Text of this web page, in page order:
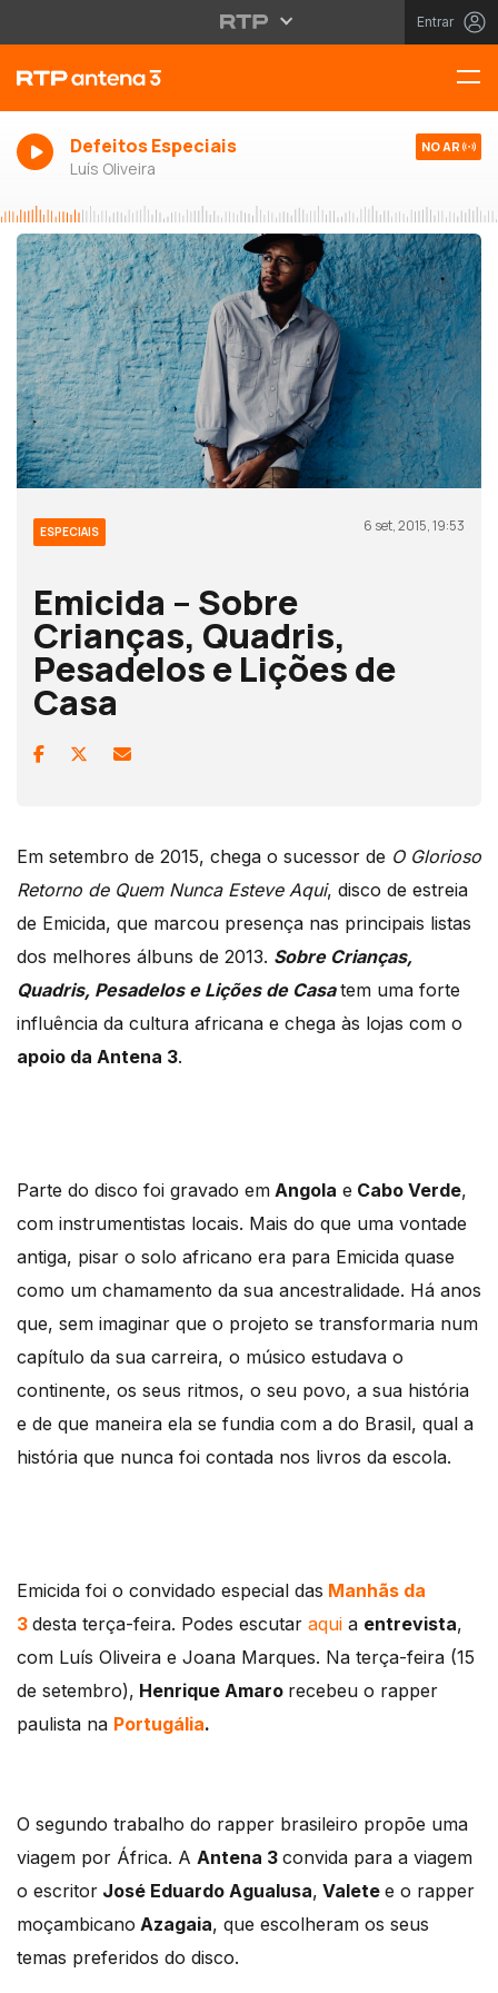
Entrar
Defeitos Especiais
Luís Oliveira
NO AR
ESPECIAIS 6 set, 2015, 19:53
Emicida – Sobre
Crianças, Quadris,
Pesadelos e Lições de
Casa
Em setembro de 2015, chega o sucessor de O Glorioso
Retorno de Quem Nunca Esteve Aqui, disco de estreia
de Emicida, que marcou presença nas principais listas
dos melhores álbuns de 2013. Sobre Crianças,
Quadris, Pesadelos e Lições de Casa tem uma forte
influência da cultura africana e chega às lojas com o
apoio da Antena 3.
Parte do disco foi gravado em Angola e Cabo Verde,
com instrumentistas locais. Mais do que uma vontade
antiga, pisar o solo africano era para Emicida quase
como um chamamento da sua ancestralidade. Há anos
que, sem imaginar que o projeto se transformaria num
capítulo da sua carreira, o músico estudava o
continente, os seus ritmos, o seu povo, a sua história
e de que maneira ela se fundia com a do Brasil, qual a
história que nunca foi contada nos livros da escola.
Emicida foi o convidado especial das Manhãs da
3 desta terça-feira. Podes escutar aqui a entrevista,
com Luís Oliveira e Joana Marques. Na terça-feira (15
de setembro), Henrique Amaro recebeu o rapper
paulista na Portugália.
O segundo trabalho do rapper brasileiro propõe uma
viagem por África. A Antena 3 convida para a viagem
o escritor José Eduardo Agualusa, Valete e o rapper
moçambicano Azagaia, que escolheram os seus
temas preferidos do disco.